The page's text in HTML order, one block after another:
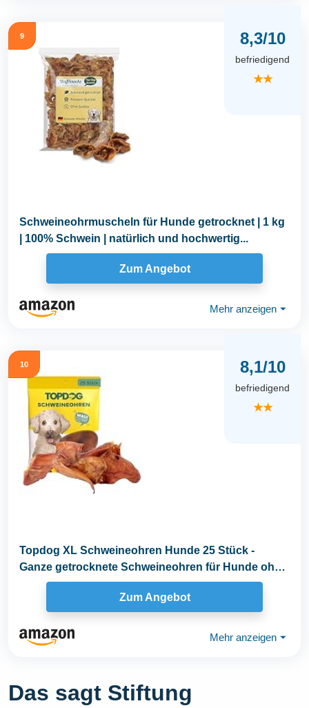
9 8,3/10
befriedigend
★★
Schweineohrmuscheln für Hunde getrocknet | 1 kg
| 100% Schwein | natürlich und hochwertig...
Zum Angebot
Mehr anzeigen ⏷
10 8,1/10
befriedigend
★★
Topdog XL Schweineohren Hunde 25 Stück -
Ganze getrocknete Schweineohren für Hunde ohne
fettige...
Zum Angebot
Mehr anzeigen ⏷
Das sagt Stiftung